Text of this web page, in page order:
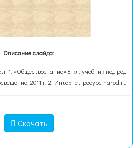
Описание слайда:
1. «Обществознание» 8 кл. учебник под ред.
2011 г. 2. Интернет-ресурс narod.ru
Скачать